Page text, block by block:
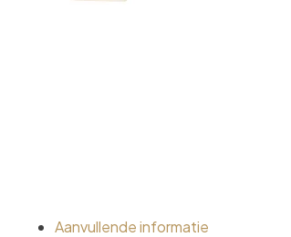
Aanvullende informatie